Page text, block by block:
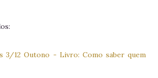
3/12 Outono - Livro: Como saber quem